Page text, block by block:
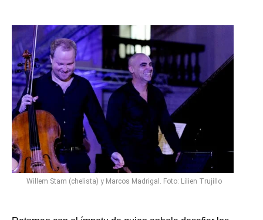
Willem Stam (chelista) y Marcos Madrigal. Foto: Lilien Trujillo